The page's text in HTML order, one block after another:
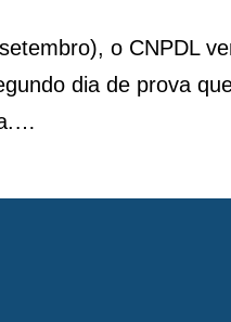
o CNPDL
dia de prova